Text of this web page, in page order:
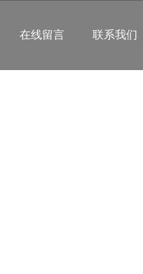
在线留言 联系我们